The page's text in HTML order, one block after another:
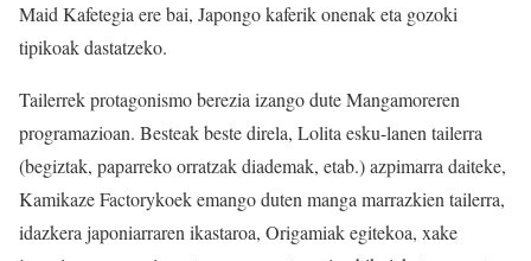
Maid Kafetegia ere bai, Japongo kaferik onenak eta gozoki
tipikoak dastatzeko.
Tailerrek protagonismo berezia izango dute Mangamoreren
programazioan. Besteak beste direla, Lolita esku-lanen tailerra
(begiztak, paparreko orratzak diademak, etab.) azpimarra daiteke,
Kamikaze Factorykoek emango duten manga marrazkien tailerra,
idazkera japoniarraren ikastaroa, Origamiak egitekoa, xake